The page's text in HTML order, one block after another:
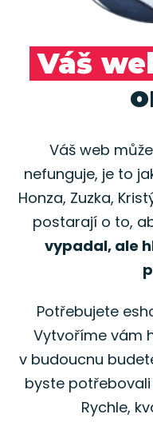
Váš
Váš web
nefunguje, je to
Honza, Zuzka,
postarají o to,
vypadal, ale
Potřebujete
Vytvoříme vám
v budoucnu
byste
Rychle,